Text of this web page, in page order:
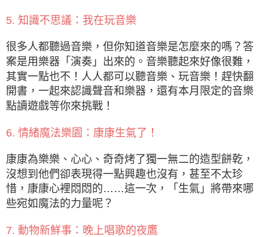
5. 知識不思議：我在玩音樂
很多人都聽過音樂，但你知道音樂是怎麼來的嗎？答
案是用樂器「演奏」出來的。音樂聽起來好像很難，
其實一點也不！人人都可以聽音樂、玩音樂！趕快翻
開書，一起來認識聲音和樂器，還有本月限定的音樂
點讀遊戲等你來挑戰！
6. 情緒魔法樂園：康康生氣了！
康康為樂樂、心心、奇奇烤了獨一無二的造型餅乾，
沒想到他們卻表現得一點興趣也沒有，甚至不太珍
惜，康康心裡悶悶的……這一次，「生氣」將帶來哪
些宛如魔法的力量呢？
7. 動物新鮮事：晚上唱歌的夜鷹